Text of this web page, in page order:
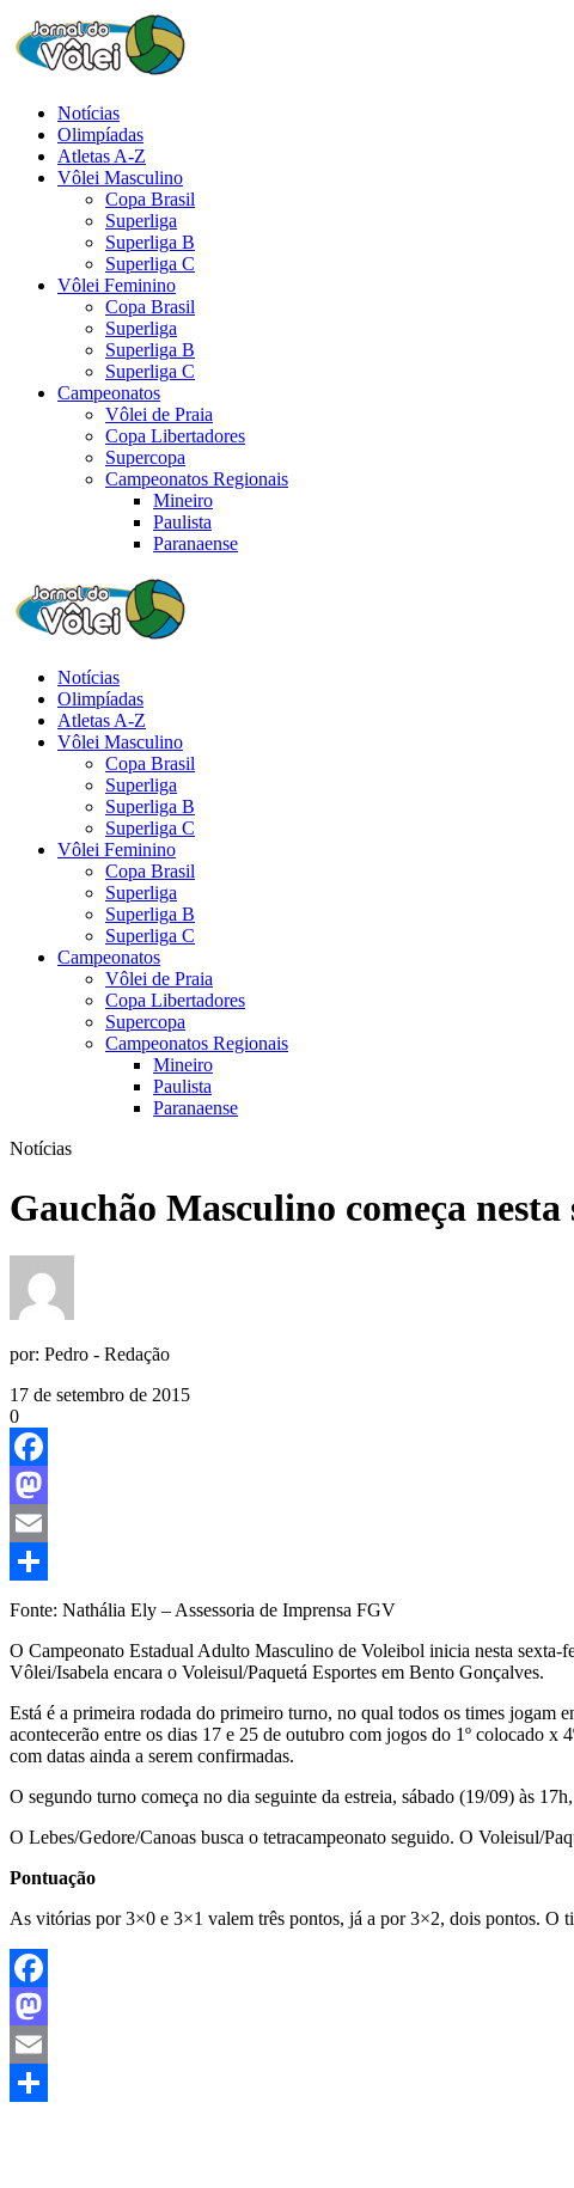
Notícias
Olimpíadas
Atletas A-Z
Vôlei Masculino
Copa Brasil
Superliga
Superliga B
Superliga C
Vôlei Feminino
Copa Brasil
Superliga
Superliga B
Superliga C
Campeonatos
Vôlei de Praia
Copa Libertadores
Supercopa
Campeonatos Regionais
Mineiro
Paulista
Paranaense
Notícias
Olimpíadas
Atletas A-Z
Vôlei Masculino
Copa Brasil
Superliga
Superliga B
Superliga C
Vôlei Feminino
Copa Brasil
Superliga
Superliga B
Superliga C
Campeonatos
Vôlei de Praia
Copa Libertadores
Supercopa
Campeonatos Regionais
Mineiro
Paulista
Paranaense
Notícias
Gauchão Masculino começa
por: Pedro - Redação
17 de setembro de 2015
0
Facebook
Mastodon
Email
Share
Fonte: Nathália Ely – Assessoria de Imprensa FGV
O Campeonato Estadual Adulto Masculino de Voleibol inicia nesta
Vôlei/Isabela encara o Voleisul/Paquetá Esportes em Bento Gonçalves.
Está é a primeira rodada do primeiro turno, no qual todos os times jogam
acontecerão entre os dias 17 e 25 de outubro com jogos do 1º colocado
com datas ainda a serem confirmadas.
O segundo turno começa no dia seguinte da estreia, sábado (19/09) às
O Lebes/Gedore/Canoas busca o tetracampeonato seguido. O Voleisul/
Pontuação
As vitórias por 3×0 e 3×1 valem três pontos, já a por 3×2, dois pontos. O
Facebook
Mastodon
Email